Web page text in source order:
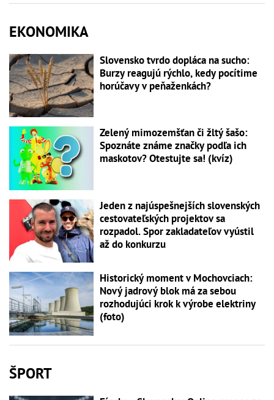
EKONOMIKA
Slovensko tvrdo dopláca na sucho:
Burzy reagujú rýchlo, kedy pocítime
horúčavy v peňaženkách?
Zelený mimozemšťan či žltý šašo:
Spoznáte známe značky podľa ich
maskotov? Otestujte sa! (kvíz)
Jeden z najúspešnejších slovenských
cestovateľských projektov sa
rozpadol. Spor zakladateľov vyústil
až do konkurzu
Historický moment v Mochovciach:
Nový jadrový blok má za sebou
rozhodujúci krok k výrobe elektriny
(foto)
ŠPORT